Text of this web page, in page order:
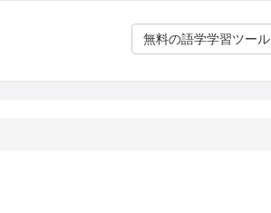
無料の語学学習ツール